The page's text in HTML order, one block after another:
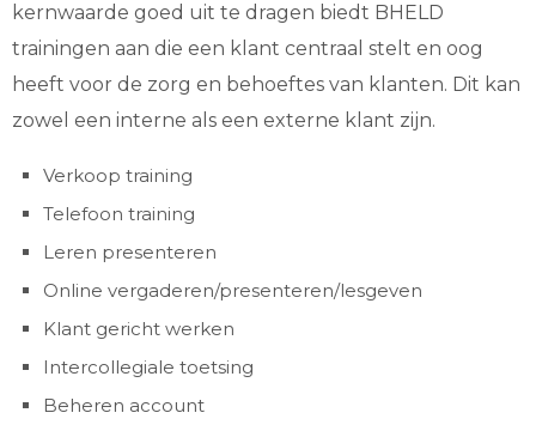
kernwaarde goed uit te dragen biedt BHELD
trainingen aan die een klant centraal stelt en oog
heeft voor de zorg en behoeftes van klanten. Dit kan
zowel een interne als een externe klant zijn.
Verkoop training
Telefoon training
Leren presenteren
Online vergaderen/presenteren/lesgeven
Klant gericht werken
Intercollegiale toetsing
Beheren account